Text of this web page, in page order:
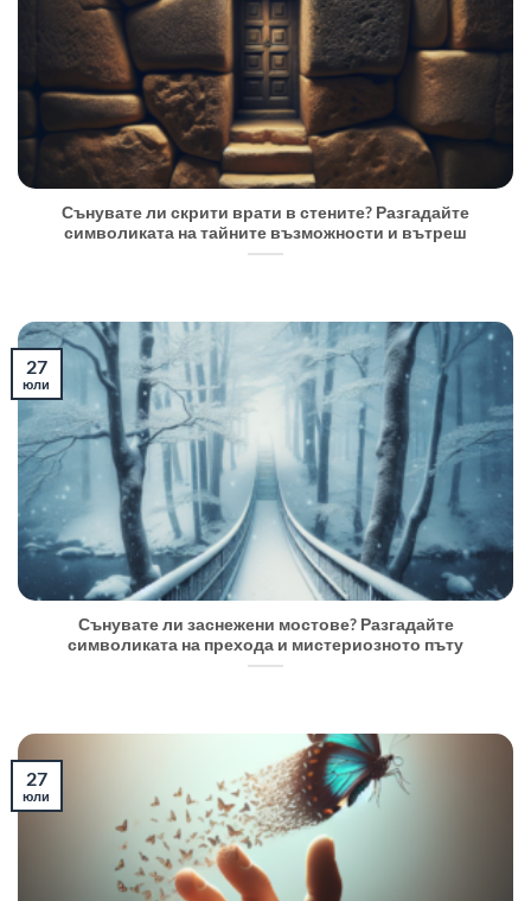
Сънувате ли скрити врати в стените? Разгадайте
символиката на тайните възможности и вътреш
Сънувате ли заснежени мостове? Разгадайте
символиката на прехода и мистериозното пъту
27
юли
27
юли